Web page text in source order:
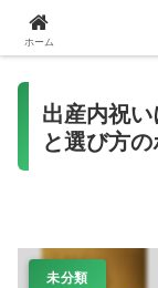
出産内祝
と選び方
未分類
ホーム